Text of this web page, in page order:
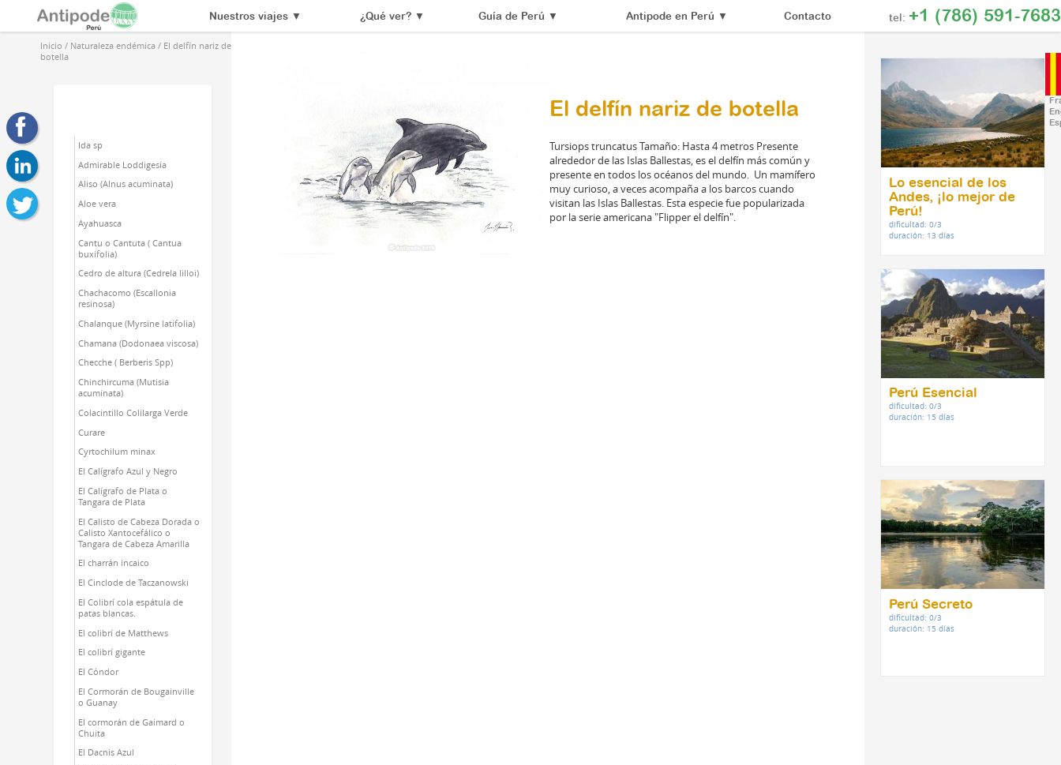
Nuestros viajes▼ ¿Qué ver?▼ Guía de Perú ▼ Antipode en Perú ▼ Contacto tel: +1 (786) 591-7683
Inicio / Naturaleza endémica / El delfín nariz de
botella
Ida sp
Admirable Loddigesia
Aliso (Alnus acuminata)
Aloe vera
Ayahuasca
Cantu o Cantuta ( Cantua
buxifolia)
Cedro de altura (Cedrela lilloi)
Chachacomo (Escallonia
resinosa)
Chalanque (Myrsine latifolia)
Chamana (Dodonaea viscosa)
Checche ( Berberis Spp)
Chinchircuma (Mutisia
acuminata)
Colacintillo Colilarga Verde
Curare
Cyrtochilum minax
El Calígrafo Azul y Negro
El Calígrafo de Plata o
Tangara de Plata
El Calisto de Cabeza Dorada o
Calisto Xantocefálico o
Tangara de Cabeza Amarilla
El charrán incaico
El Cinclode de Taczanowski
El Colibrí cola espátula de
patas blancas.
El colibrí de Matthews
El colibrí gigante
El Cóndor
El Cormorán de Bougainville
o Guanay
El cormorán de Gaimard o
Chuita
El Dacnis Azul
El delfín nariz de botella
Tursiops truncatus Tamaño: Hasta 4 metros Presente
alrededor de las Islas Ballestas, es el delfín más común y
presente en todos los océanos del mundo. Un mamífero
muy curioso, a veces acompaña a los barcos cuando
visitan las Islas Ballestas. Esta especie fue popularizada
por la serie americana "Flipper el delfín".
Lo esencial de los
Andes, ¡lo mejor de
Perú!
dificultad: 0/3
duración: 13 días
Perú Esencial
dificultad: 0/3
duración: 15 días
Perú Secreto
dificultad: 0/3
duración: 15 días